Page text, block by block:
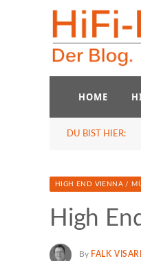
HOME
DU BIST HIER:
HIGH END VIENNA /
High
By FALK